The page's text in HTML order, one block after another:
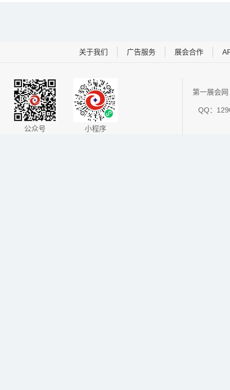
关于我们 广告服务 展会合作
公众号 小程序
第一展会
QQ：